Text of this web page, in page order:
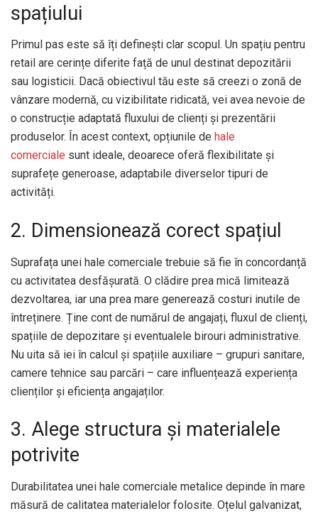
spațiului
Primul pas este să îți definești clar scopul. Un spațiu pentru
retail are cerințe diferite față de unul destinat depozitării
sau logisticii. Dacă obiectivul tău este să creezi o zonă de
vânzare modernă, cu vizibilitate ridicată, vei avea nevoie de
o construcție adaptată fluxului de clienți și prezentării
produselor. În acest context, opțiunile de hale
comerciale sunt ideale, deoarece oferă flexibilitate și
suprafețe generoase, adaptabile diverselor tipuri de
activități.
2. Dimensionează corect spațiul
Suprafața unei hale comerciale trebuie să fie în concordanță
cu activitatea desfășurată. O clădire prea mică limitează
dezvoltarea, iar una prea mare generează costuri inutile de
întreținere. Ține cont de numărul de angajați, fluxul de clienți,
spațiile de depozitare și eventualele birouri administrative.
Nu uita să iei în calcul și spațiile auxiliare – grupuri sanitare,
camere tehnice sau parcări – care influențează experiența
clienților și eficiența angajaților.
3. Alege structura și materialele
potrivite
Durabilitatea unei hale comerciale metalice depinde în mare
măsură de calitatea materialelor folosite. Oțelul galvanizat,